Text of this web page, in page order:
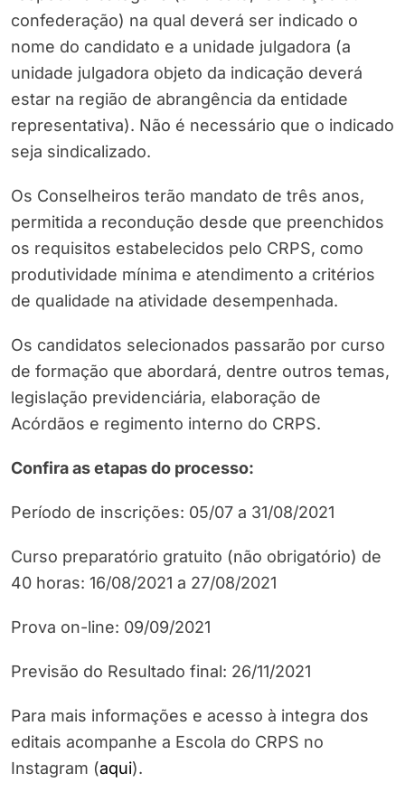
confederação) na qual deverá ser indicado o
nome do candidato e a unidade julgadora (a
unidade julgadora objeto da indicação deverá
estar na região de abrangência da entidade
representativa). Não é necessário que o indicado
seja sindicalizado.
Os Conselheiros terão mandato de três anos,
permitida a recondução desde que preenchidos
os requisitos estabelecidos pelo CRPS, como
produtividade mínima e atendimento a critérios
de qualidade na atividade desempenhada.
Os candidatos selecionados passarão por curso
de formação que abordará, dentre outros temas,
legislação previdenciária, elaboração de
Acórdãos e regimento interno do CRPS.
Confira as etapas do processo:
Período de inscrições: 05/07 a 31/08/2021
Curso preparatório gratuito (não obrigatório) de
40 horas: 16/08/2021 a 27/08/2021
Prova on-line: 09/09/2021
Previsão do Resultado final: 26/11/2021
Para mais informações e acesso à integra dos
editais acompanhe a Escola do CRPS no
Instagram (aqui).